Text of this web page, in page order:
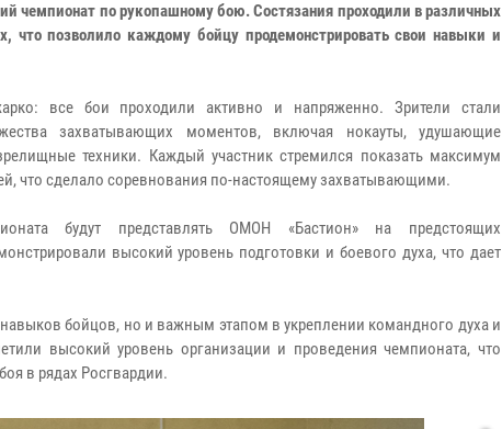
чемпионат по рукопашному бою. Состязания проходили в различных
что позволило каждому бойцу продемонстрировать свои навыки и
все бои проходили активно и напряженно. Зрители стали
захватывающих моментов, включая нокауты, удушающие
техники. Каждый участник стремился показать максимум
что сделало соревнования по-настоящему захватывающими.
будут представлять ОМОН «Бастион» на предстоящих
высокий уровень подготовки и боевого духа, что дает
бойцов, но и важным этапом в укреплении командного духа и
высокий уровень организации и проведения чемпионата, что
в рядах Росгвардии.